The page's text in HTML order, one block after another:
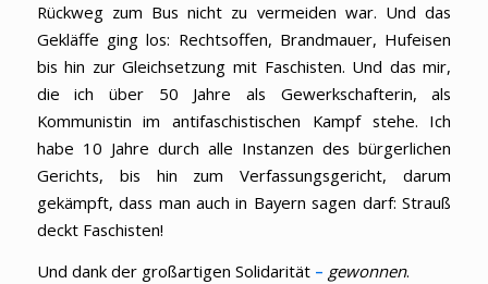
Rückweg zum Bus nicht zu vermeiden war. Und das
Gekläffe ging los: Rechtsoffen, Brandmauer, Hufeisen
bis hin zur Gleichsetzung mit Faschisten. Und das mir,
die ich über 50 Jahre als Gewerkschafterin, als
Kommunistin im antifaschistischen Kampf stehe. Ich
habe 10 Jahre durch alle Instanzen des bürgerlichen
Gerichts, bis hin zum Verfassungsgericht, darum
gekämpft, dass man auch in Bayern sagen darf: Strauß
deckt Faschisten!
Und dank der großartigen Solidarität – gewonnen.